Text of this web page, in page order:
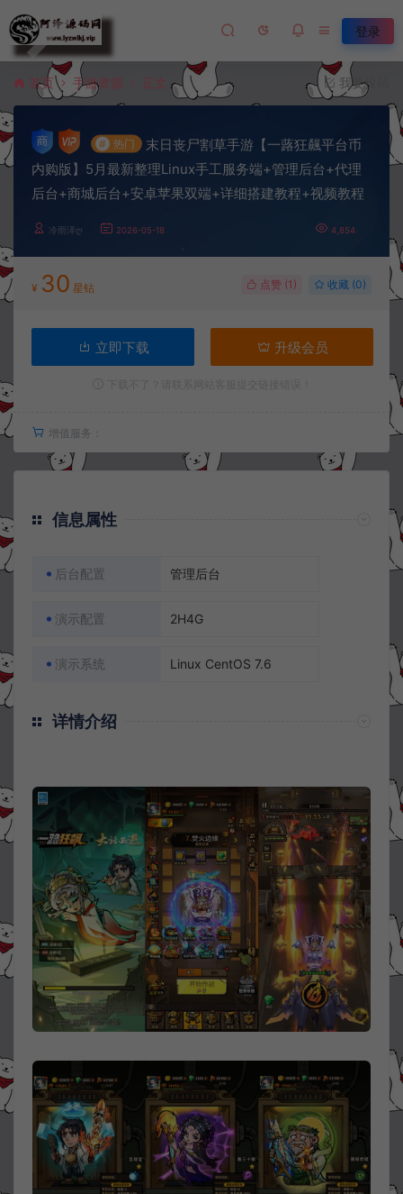
登录
首页 手游资源 正文 我要投稿
# 热门
末日丧尸割草手游【一蕗狂飆平台币
内购版】5月最新整理Linux手工服务端+管理后台+代理
后台+商城后台+安卓苹果双端+详细搭建教程+视频教程
冷雨泽ღ 2026-05-18 4,854
¥ 30 星钻 点赞 (1 ) 收藏 (0)
立即下载 升级会员
增值服务：
信息属性
后台配置 管理后台
演示配置 2H4G
演示系统 Linux CentOS 7.6
详情介绍